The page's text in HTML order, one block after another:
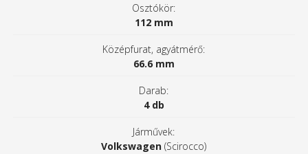
Osztókör:
112 mm
Középfurat, agyátmérő:
66.6 mm
Darab:
4 db
Járművek:
Volkswagen (Scirocco)